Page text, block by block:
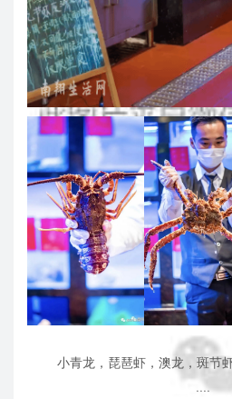
小青龙，琵琶虾，澳龙，斑节
····